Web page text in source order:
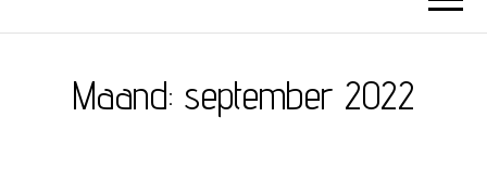
Maand: september 2022